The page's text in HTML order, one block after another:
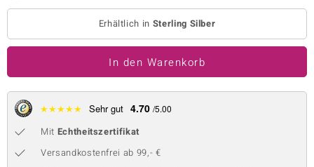
Collection
Collection
Erhältlich in Sterling Silber
In den Warenkorb
★★★★★ Sehr gut 4.70 /5.00
Mit Echtheitszertifikat
Versandkostenfrei ab 99,- €